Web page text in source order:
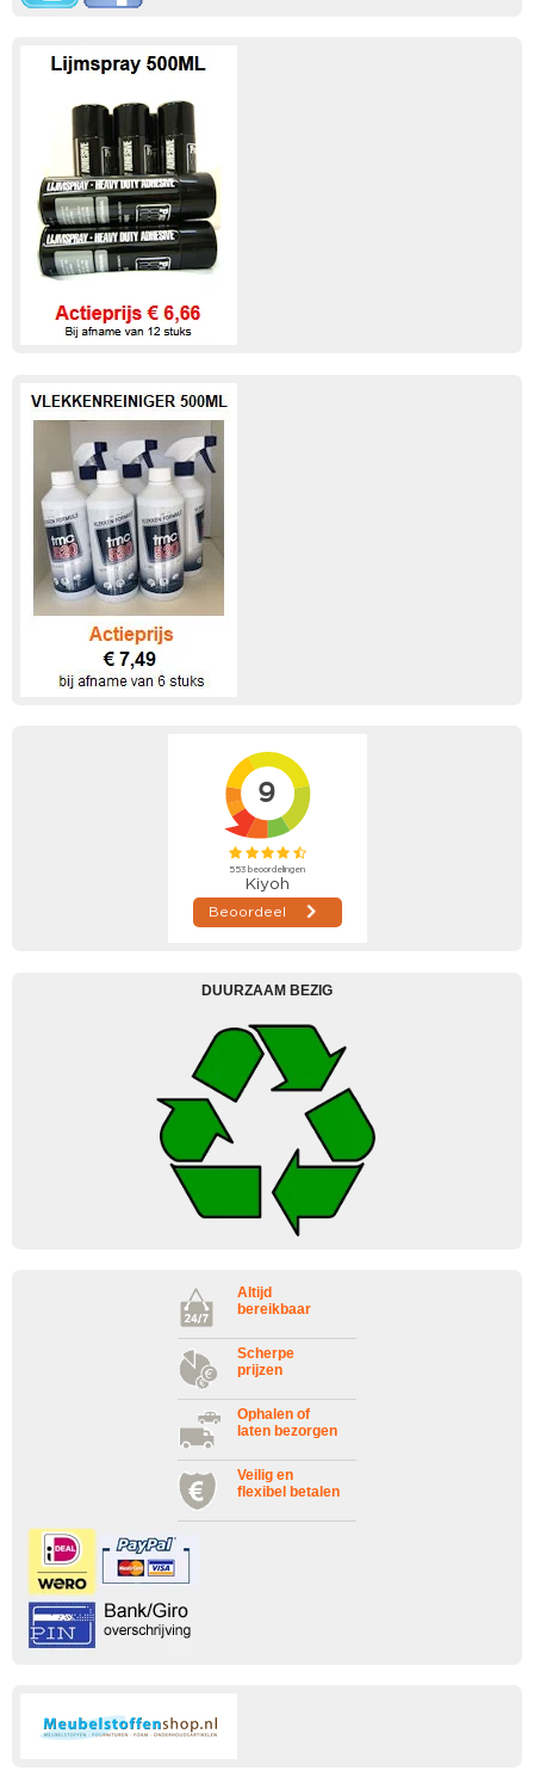
DUURZAAM BEZIG
Altijd
bereikbaar
Scherpe
prijzen
Ophalen of
laten bezorgen
Veilig en
flexibel betalen